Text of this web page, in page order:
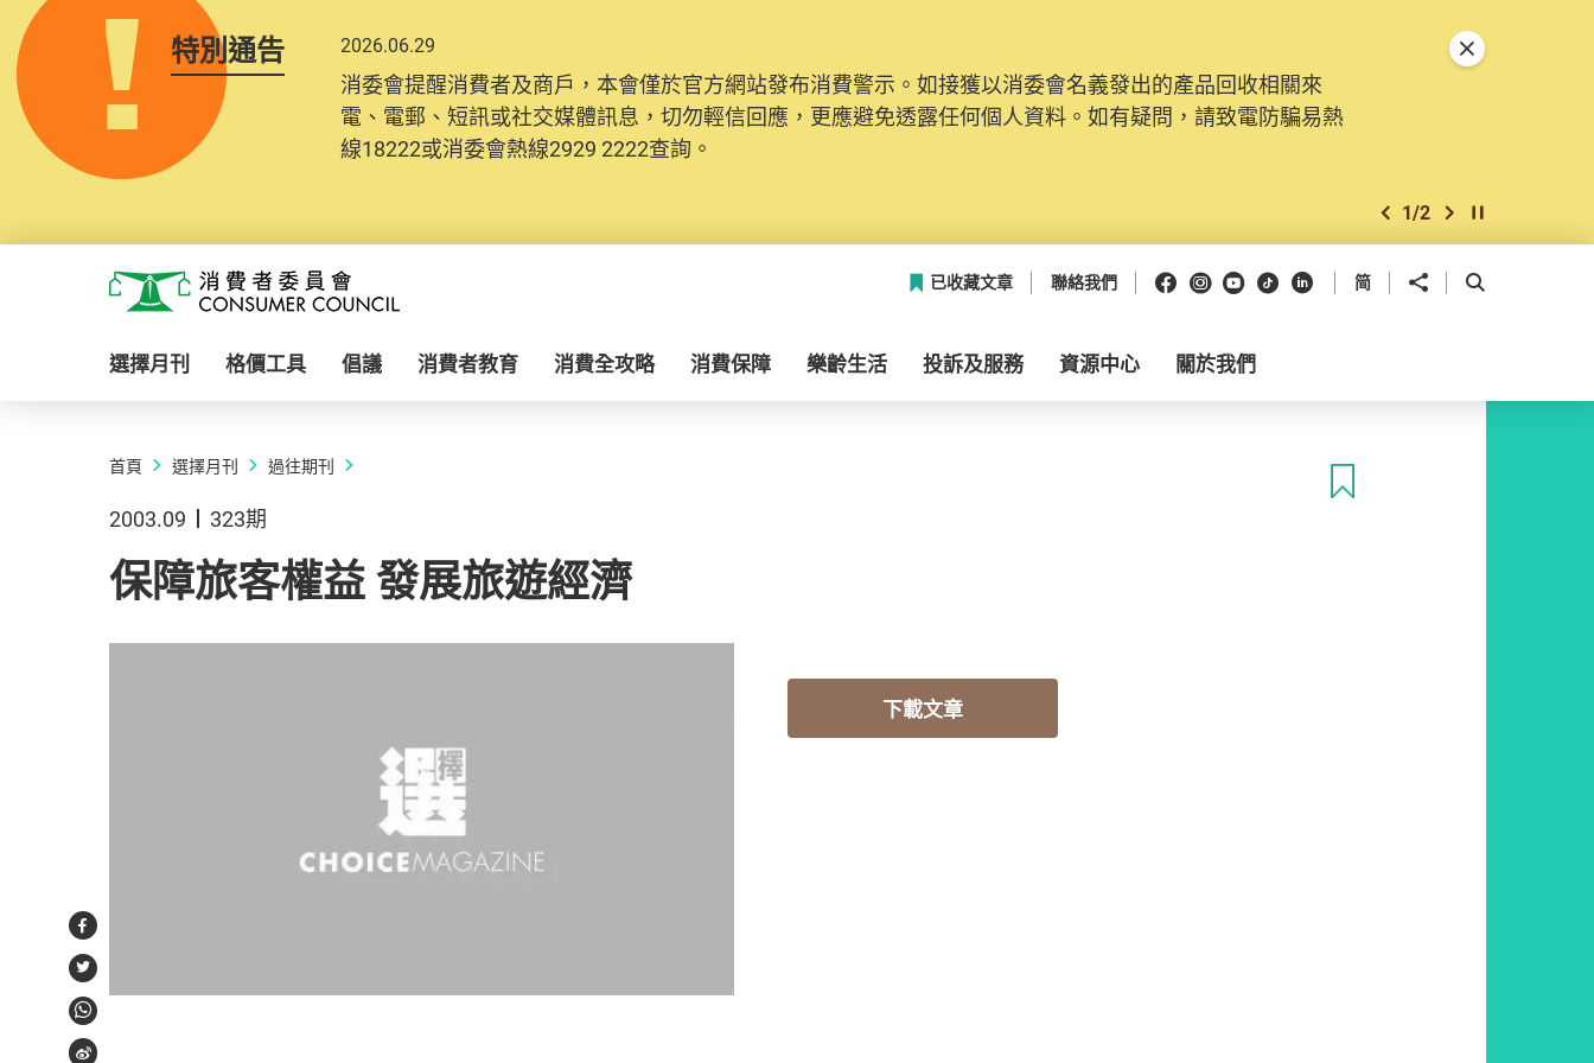
特別通告 2026.06.29
消委會提醒消費者及商戶，本會僅於官方網站發布消費警示。如接獲以消委會名義發出的產品回收相關來
電、電郵、短訊或社交媒體訊息，切勿輕信回應，更應避免透露任何個人資料。如有疑問，請致電防騙易熱
線18222或消委會熱線2929 2222查詢。
上一個
1/2 下一個開始/暫停幻燈
關閉特別通告
消費者委員會
已收藏文章 聯絡我們 Facebook
Instagram
Youtube
抖音領英 简 分享到 開啟搜尋框
選擇月刊 格價工具 倡議 消費者教育 消費全攻略 消費保障 樂齡生活 投訴及服務 資源中心 關於我們
首頁 選擇月刊 過往期刊
2003.09 323期
保障旅客權益 發展旅遊經濟
下載文章
Facebook
Twitter
WhatsApp